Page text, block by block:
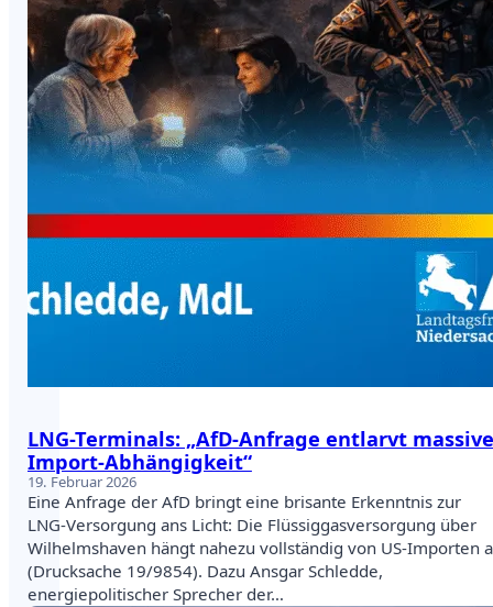
LNG-Terminals: „AfD-Anfrage entlarvt massive
Import-Abhängigkeit“
19. Februar 2026
Eine Anfrage der AfD bringt eine brisante Erkenntnis zur
LNG-Versorgung ans Licht: Die Flüssiggasversorgung über
Wilhelmshaven hängt nahezu vollständig von US-Importen
(Drucksache 19/9854). Dazu Ansgar Schledde,
energiepolitischer Sprecher der…